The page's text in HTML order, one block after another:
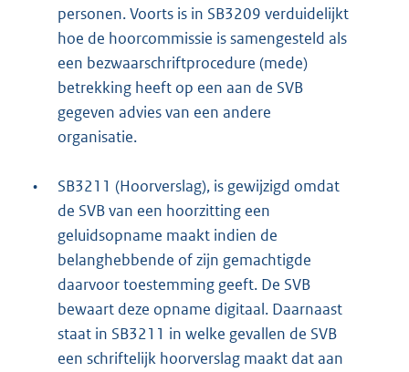
personen. Voorts is in SB3209 verduidelijkt
hoe de hoorcommissie is samengesteld als
een bezwaarschriftprocedure (mede)
betrekking heeft op een aan de SVB
gegeven advies van een andere
organisatie.
•
SB3211 (Hoorverslag), is gewijzigd omdat
de SVB van een hoorzitting een
geluidsopname maakt indien de
belanghebbende of zijn gemachtigde
daarvoor toestemming geeft. De SVB
bewaart deze opname digitaal. Daarnaast
staat in SB3211 in welke gevallen de SVB
een schriftelijk hoorverslag maakt dat aan